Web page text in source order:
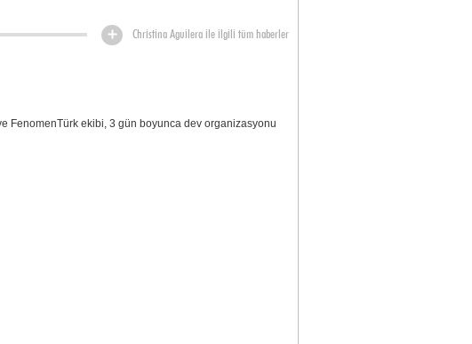
Christina Aguilera ile ilgili tüm haberler
FenomenTürk ekibi, 3 gün boyunca dev organizasyonu